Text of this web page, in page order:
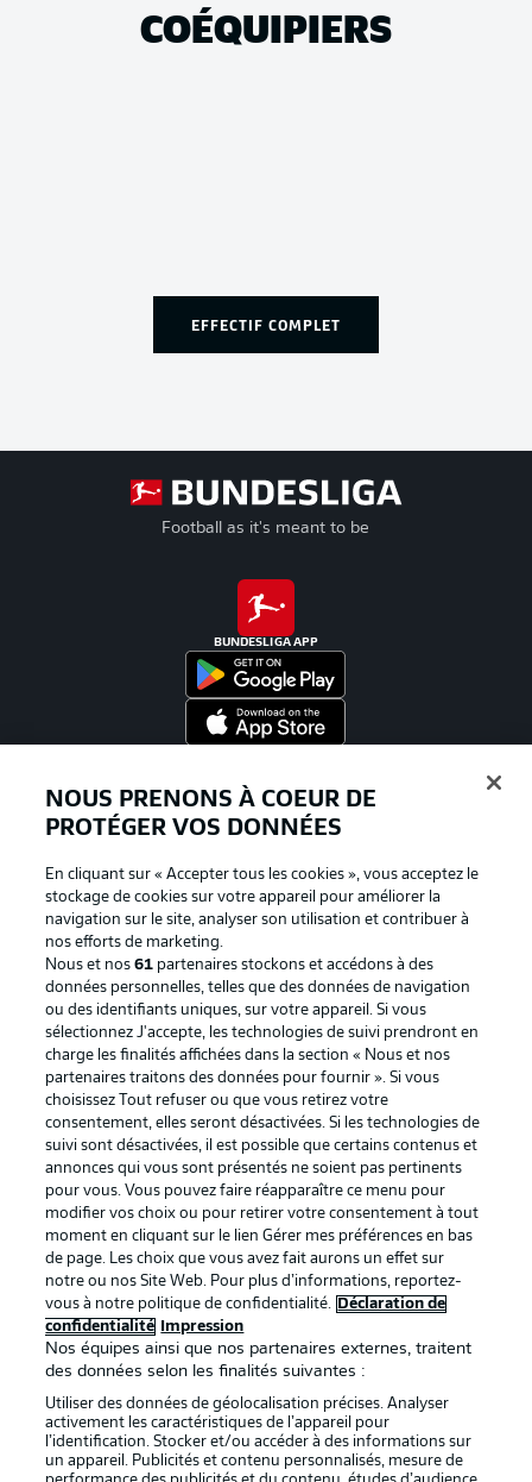
COÉQUIPIERS
EFFECTIF COMPLET
Football as it's meant to be
BUNDESLIGA APP
La publicité Conditions d’utilisation des
Mentions Légales Gérer mes préférences
Déclaration de
confidentialité
Diffuseurs
Travaux Contact
Impression Joueurs
NOUS PRENONS À COEUR DE
PROTÉGER VOS DONNÉES
En cliquant sur « Accepter tous les cookies », vous acceptez le
stockage de cookies sur votre appareil pour améliorer la
navigation sur le site, analyser son utilisation et contribuer à
nos efforts de marketing.
Nous et nos61 partenaires stockons et accédons à des
données personnelles, telles que des données de navigation
ou des identifiants uniques, sur votre appareil. Si vous
sélectionnez J'accepte, les technologies de suivi prendront en
charge les finalités affichées dans la section « Nous et nos
partenaires traitons des données pour fournir ». Si vous
choisissez Tout refuser ou que vous retirez votre
consentement, elles seront désactivées. Si les technologies de
suivi sont désactivées, il est possible que certains contenus et
annonces qui vous sont présentés ne soient pas pertinents
pour vous. Vous pouvez faire réapparaître ce menu pour
modifier vos choix ou pour retirer votre consentement à tout
moment en cliquant sur le lien Gérer mes préférences en bas
de page. Les choix que vous avez fait aurons un effet sur
notre ou nos Site Web. Pour plus d’informations, reportez-
vous à notre politique de confidentialité.
Déclaration de
confidentialité
Impression
Nos équipes ainsi que nos partenaires externes, traitent
des données selon les finalités suivantes :
Utiliser des données de géolocalisation précises. Analyser
activement les caractéristiques de l’appareil pour
l’identification. Stocker et/ou accéder à des informations sur
un appareil. Publicités et contenu personnalisés, mesure de